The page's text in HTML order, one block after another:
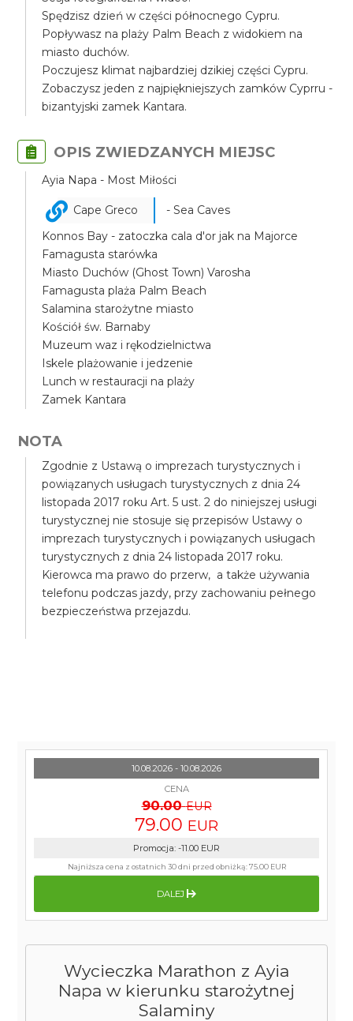
Spędzisz dzień w części północnego Cypru.
Popływasz na plaży Palm Beach z widokiem na
miasto duchów.
Poczujesz klimat najbardziej dzikiej części Cypru.
Zobaczysz jeden z najpiękniejszych zamków Cyprru -
bizantyjski zamek Kantara.
OPIS ZWIEDZANYCH MIEJSC
Ayia Napa - Most Miłości
Cape Greco
- Sea Caves
Konnos Bay - zatoczka cala d'or jak na Majorce
Famagusta starówka
Miasto Duchów (Ghost Town) Varosha
Famagusta plaża Palm Beach
Salamina starożytne miasto
Kościół św. Barnaby
Muzeum waz i rękodzielnictwa
Iskele plażowanie i jedzenie
Lunch w restauracji na plaży
Zamek Kantara
NOTA
Zgodnie z Ustawą o imprezach turystycznych i
powiązanych usługach turystycznych z dnia 24
listopada 2017 roku Art. 5 ust. 2 do niniejszej usługi
turystycznej nie stosuje się przepisów Ustawy o
imprezach turystycznych i powiązanych usługach
turystycznych z dnia 24 listopada 2017 roku.
Kierowca ma prawo do przerw, a także używania
telefonu podczas jazdy, przy zachowaniu pełnego
bezpieczeństwa przejazdu.
Wycieczka Marathon z Ayia
Napa w kierunku starożytnej
Salaminy
10.08.2026 - 10.08.2026
CENA
90.00 EUR
79.00 EUR
Promocja: -11.00 EUR
Najniższa cena z ostatnich 30 dni przed obniżką:75.00 EUR
DALEJ